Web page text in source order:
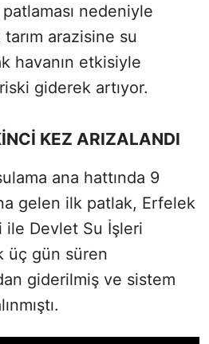
nedeniyle
arazisine su
havanın etkisiyle
giderek artıyor.
KEZ ARIZALANDI
ana hattında 9
gelen ilk patlak, Erfelek
ile Devlet Su İşleri
üç gün süren
giderilmiş ve sistem